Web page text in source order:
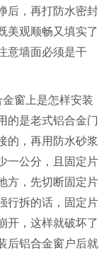
后，再打防水密封
美观顺畅又填实了
意墙面必须是干
窗上是怎样安装
的是老式铝合金门
的，再用防水砂浆
一公分，且固定片
方，先切断固定片
行拆的话，固定片
开，这样就破坏了
后铝合金窗户后就